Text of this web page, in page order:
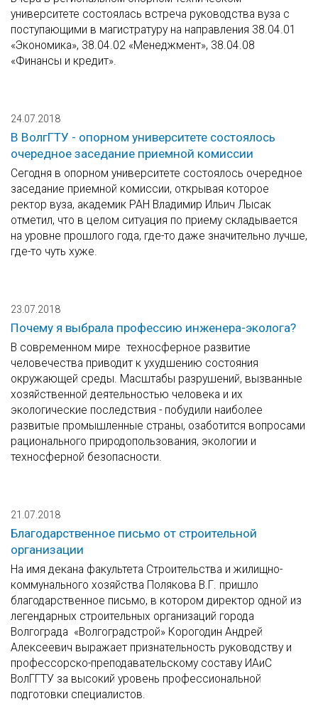
университете состоялась встреча руководства вуза с
поступающими в магистратуру на направления 38.04.01
«Экономика», 38.04.02 «Менеджмент», 38.04.08
«Финансы и кредит».
24.07.2018
В ВолгГТУ - опорном университете состоялось
очередное заседание приемной комиссии
Сегодня в опорном университете состоялось очередное
заседание приемной комиссии, открывая которое
ректор вуза, академик РАН Владимир Ильич Лысак
отметил, что в целом ситуация по приему складывается
на уровне прошлого года, где-то даже значительно лучше,
где-то чуть хуже.
23.07.2018
Почему я выбрала профессию инженера-эколога?
В современном мире техносферное развитие
человечества приводит к ухудшению состояния
окружающей среды. Масштабы разрушений, вызванные
хозяйственной деятельностью человека и их
экологические последствия - побудили наиболее
развитые промышленные страны, озаботится вопросами
рационального природопользования, экологии и
техносферной безопасности.
21.07.2018
Благодарственное письмо от строительной
организации
На имя декана факультета Строительства и жилищно-
коммунального хозяйства Полякова В.Г. пришло
благодарственное письмо, в котором директор одной из
легендарных строительных организаций города
Волгограда «Волгоградстрой» Корогодин Андрей
Алексеевич выражает признательность руководству и
профессорско-преподавательскому составу ИАиС
ВолГГТУ за высокий уровень профессиональной
подготовки специалистов.